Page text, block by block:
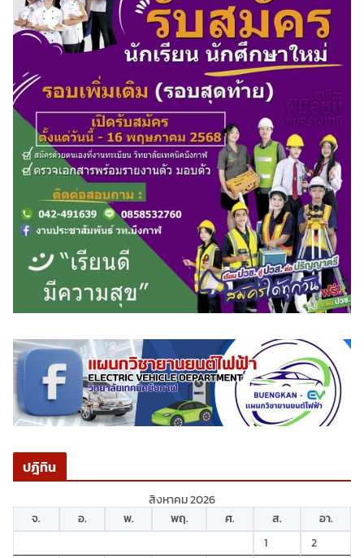
ปฎิทิน
สิงหาคม 2026
จ.
อ. พ. พฤ. ศ. ส.
อา.
1
2